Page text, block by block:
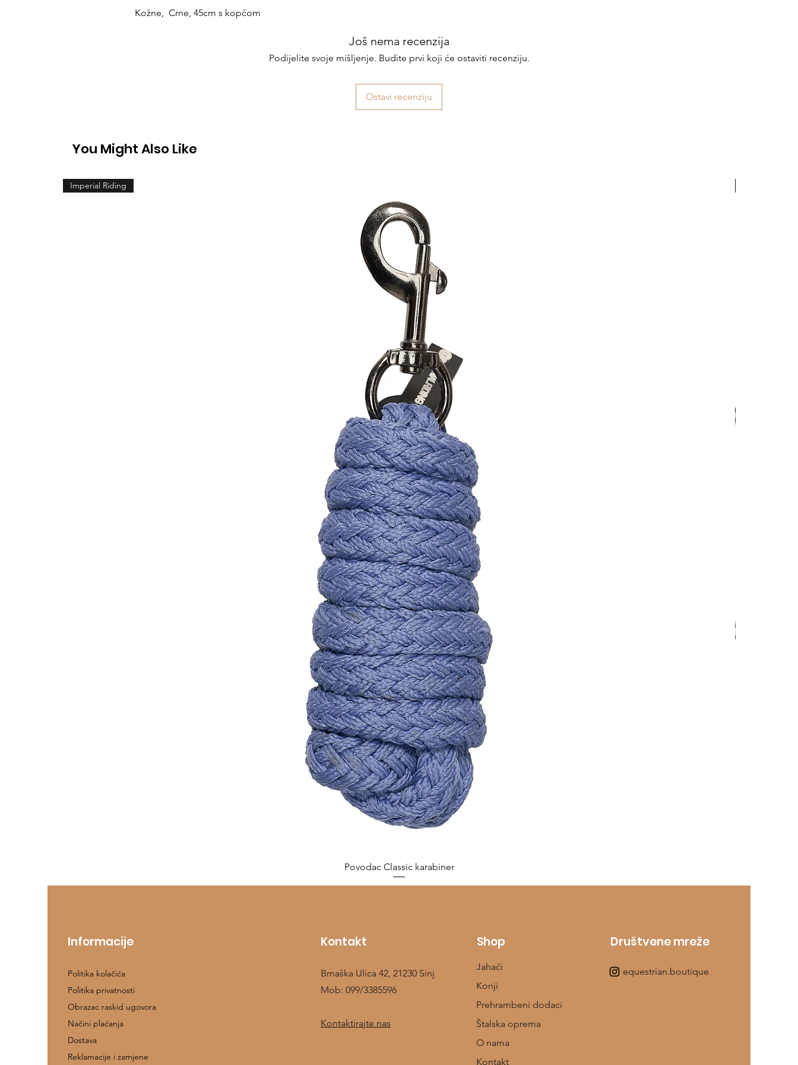
Kožne, Crne, 45cm s kopčom
Još nema recenzija
Podijelite svoje mišljenje. Budite prvi koji će ostaviti recenziju.
Ostavi recenziju
You Might Also Like
Imperial Riding
Povodac Classic karabiner
Cijena
10,00 €
Informacije
Politika kolačića
Politika privatnosti
Obrazac raskid ugovora
Načini plaćanja
Dostava
Reklamacije i zamjene
Kontakt
Brnaška Ulica 42, 21230 Sinj
Mob:099/3385596
Kontaktirajte nas
Shop
Jahači
Konji
Prehrambeni dodaci
Štalska oprema
O nama
Kontakt
Društvene mreže
equestrian.boutique